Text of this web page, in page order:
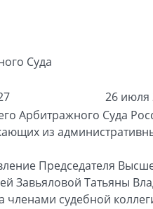
Суда
26 июля
Арбитражного Суда
из
Председателя
Завьяловой Татьяны
членами судебной